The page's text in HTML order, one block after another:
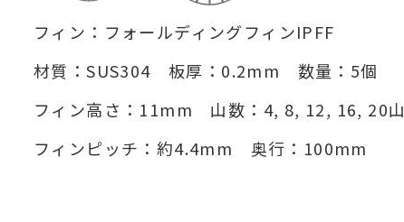
フィン：フォールディングフィンIPFF
材質：SUS304 板厚：0.2mm 数量：5個
フィン高さ：11mm 山数：4, 8, 12, 16, 20山
フィンピッチ：約4.4mm 奥行：100mm